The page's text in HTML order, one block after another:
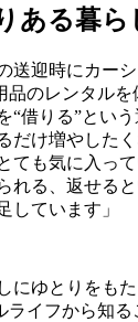
ある暮ら
送迎時にカー
のレンタルを
“借りる”とい
だけ増やした
ても気に入っ
れる、返せる
しています」
にゆとりをも
ライフから知る